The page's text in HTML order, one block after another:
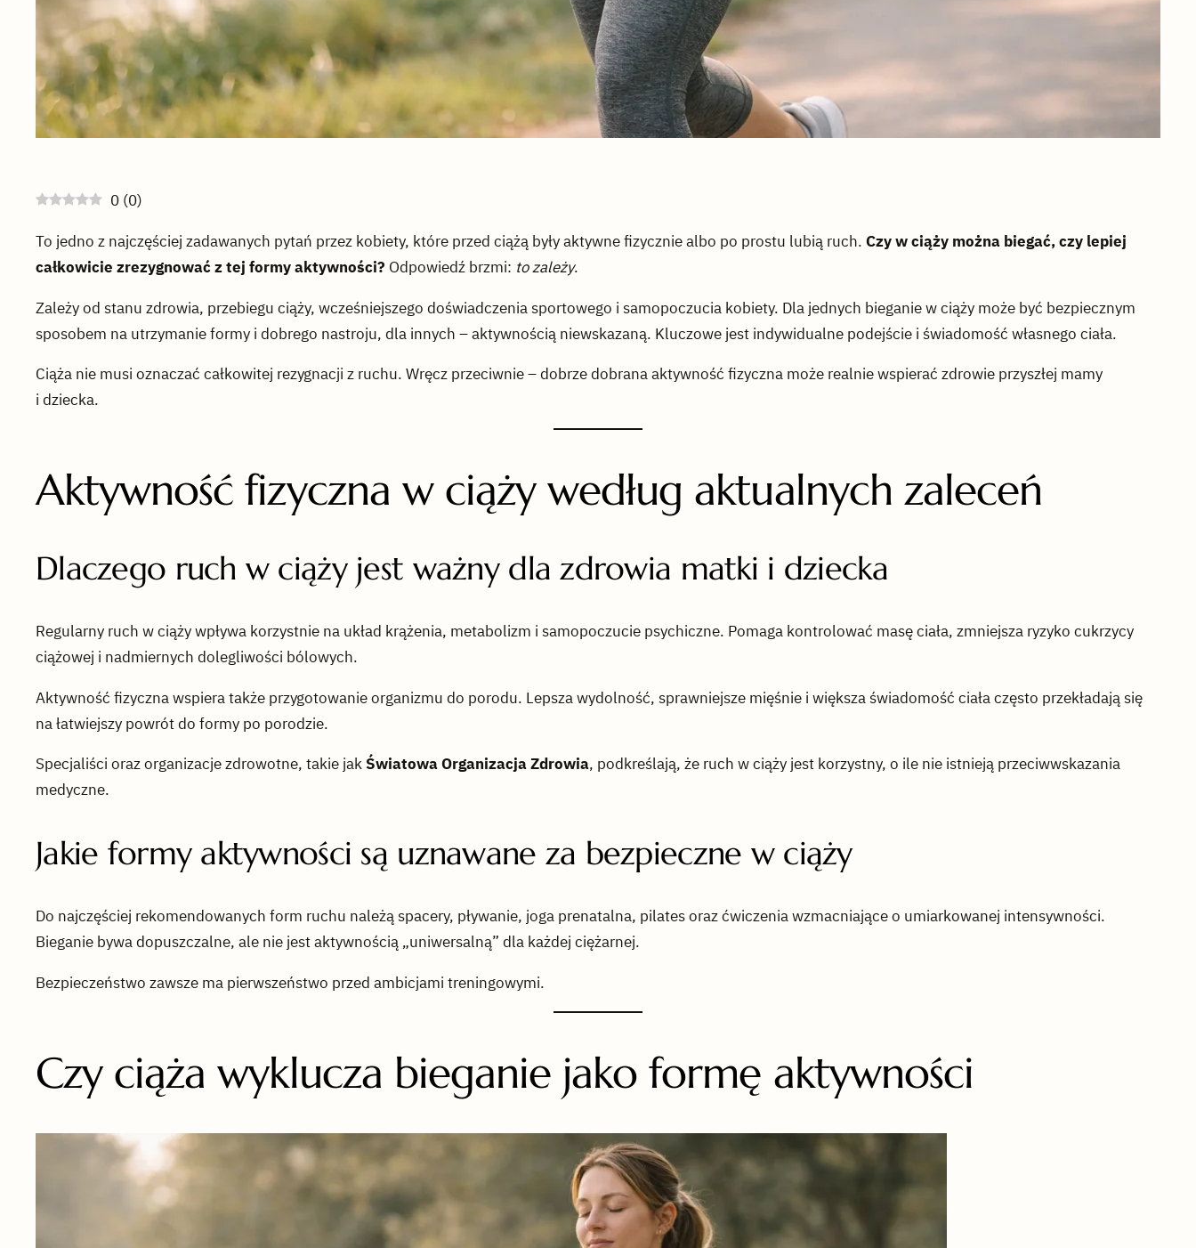
0 (0)
To jedno z najczęściej zadawanych pytań przez kobiety, które przed ciążą były aktywne fizycznie albo po prostu lubią ruch. Czy w ciąży można biegać, czy lepiej
całkowicie zrezygnować z tej formy aktywności? Odpowiedź brzmi: to zależy.
Zależy od stanu zdrowia, przebiegu ciąży, wcześniejszego doświadczenia sportowego i samopoczucia kobiety. Dla jednych bieganie w ciąży może być bezpiecznym
sposobem na utrzymanie formy i dobrego nastroju, dla innych – aktywnością niewskazaną. Kluczowe jest indywidualne podejście i świadomość własnego ciała.
Ciąża nie musi oznaczać całkowitej rezygnacji z ruchu. Wręcz przeciwnie – dobrze dobrana aktywność fizyczna może realnie wspierać zdrowie przyszłej mamy
i dziecka.
Aktywność fizyczna w ciąży według aktualnych zaleceń
Dlaczego ruch w ciąży jest ważny dla zdrowia matki i dziecka
Regularny ruch w ciąży wpływa korzystnie na układ krążenia, metabolizm i samopoczucie psychiczne. Pomaga kontrolować masę ciała, zmniejsza ryzyko cukrzycy
ciążowej i nadmiernych dolegliwości bólowych.
Aktywność fizyczna wspiera także przygotowanie organizmu do porodu. Lepsza wydolność, sprawniejsze mięśnie i większa świadomość ciała często przekładają się
na łatwiejszy powrót do formy po porodzie.
Specjaliści oraz organizacje zdrowotne, takie jakŚwiatowa Organizacja Zdrowia, podkreślają, że ruch w ciąży jest korzystny, o ile nie istnieją przeciwwskazania
medyczne.
Jakie formy aktywności są uznawane za bezpieczne w ciąży
Do najczęściej rekomendowanych form ruchu należą spacery, pływanie, joga prenatalna, pilates oraz ćwiczenia wzmacniające o umiarkowanej intensywności.
Bieganie bywa dopuszczalne, ale nie jest aktywnością „uniwersalną” dla każdej ciężarnej.
Bezpieczeństwo zawsze ma pierwszeństwo przed ambicjami treningowymi.
Czy ciąża wyklucza bieganie jako formę aktywności